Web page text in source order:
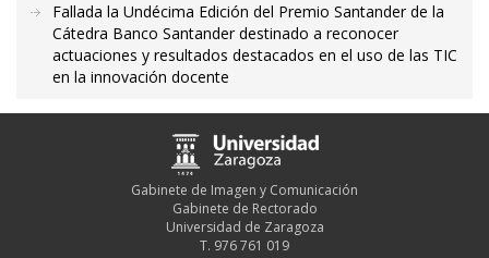
Fallada la Undécima Edición del Premio Santander de la
Cátedra Banco Santander destinado a reconocer
actuaciones y resultados destacados en el uso de las TIC
en la innovación docente
Gabinete de Imagen y Comunicación
Gabinete de Rectorado
Universidad de Zaragoza
T. 976 761 019